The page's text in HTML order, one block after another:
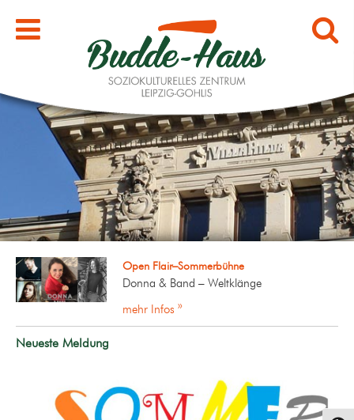
Open Flair–Sommerbühne
Donna & Band – Weltklänge
mehr Infos »
Neueste Meldung